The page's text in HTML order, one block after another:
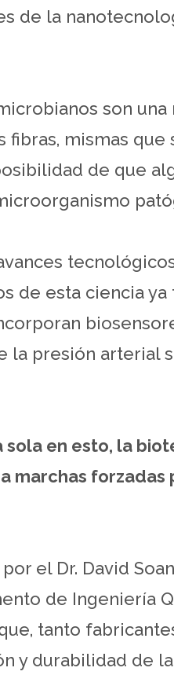
de la
son
mismas que
de que
de esta ciencia
la presión arterial
en esto, la
marchas
el Dr. David
de Ingeniería
tanto
y durabilidad de